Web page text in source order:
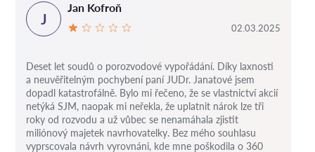
J
Jan Kofroň
02.03.2025
Deset let soudů o porozvodové vypořádání. Díky laxnosti
a neuvěřitelným pochybení paní JUDr. Janatové jsem
dopadl katastrofálně. Bylo mi řečeno, že se vlastnictví akcií
netýká SJM, naopak mi neřekla, že uplatnit nárok lze tři
roky od rozvodu a už vůbec se nenamáhala zjistit
miliónový majetek navrhovatelky. Bez mého souhlasu
vyprscovala návrh vyrovnáni, kde mne poškodila o 360